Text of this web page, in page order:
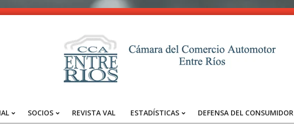
-
Entre
Primary
SOCIOS REVISTA VAL ESTADÍSTICAS DEFENSA DEL CONSUMIDOR